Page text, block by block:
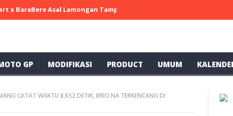
x BaraBere Asal Lamongan Tampil Kompetitif, Raih Tiga Podium di
GP MODIFIKASI PRODUCT UMUM
CATAT WAKTU 8,652 DETIK, BRIO NA TERKENCANG DI